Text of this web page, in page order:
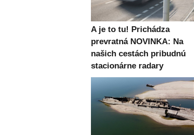
A je to tu! Prichádza
prevratná NOVINKA: Na
našich cestách pribudnú
stacionárne radary